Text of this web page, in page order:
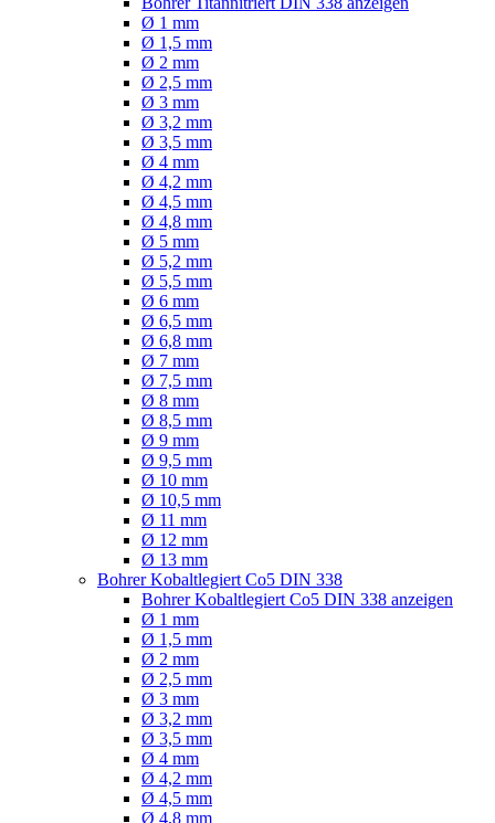
Ø 1 mm
Ø 1,5 mm
Ø 2 mm
Ø 2,5 mm
Ø 3 mm
Ø 3,2 mm
Ø 3,5 mm
Ø 4 mm
Ø 4,2 mm
Ø 4,5 mm
Ø 4,8 mm
Ø 5 mm
Ø 5,2 mm
Ø 5,5 mm
Ø 6 mm
Ø 6,5 mm
Ø 6,8 mm
Ø 7 mm
Ø 7,5 mm
Ø 8 mm
Ø 8,5 mm
Ø 9 mm
Ø 9,5 mm
Ø 10 mm
Ø 10,5 mm
Ø 11 mm
Ø 12 mm
Ø 13 mm
Bohrer Kobaltlegiert Co5 DIN 338
Bohrer Kobaltlegiert Co5 DIN 338 anzeigen
Ø 1 mm
Ø 1,5 mm
Ø 2 mm
Ø 2,5 mm
Ø 3 mm
Ø 3,2 mm
Ø 3,5 mm
Ø 4 mm
Ø 4,2 mm
Ø 4,5 mm
Ø 4,8 mm